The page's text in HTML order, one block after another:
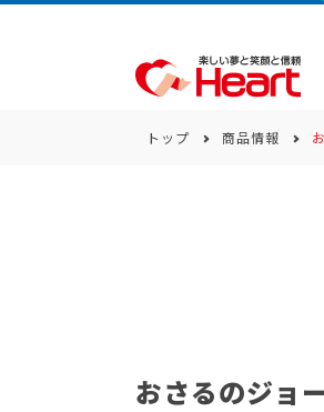
商品
カテゴリー
トップ 商品情報
おさるのジョ